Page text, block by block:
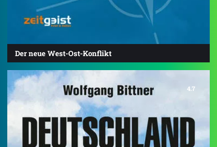
Der neue West-Ost-Konflikt
4.7